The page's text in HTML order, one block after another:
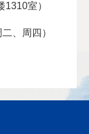
室）
、周四）